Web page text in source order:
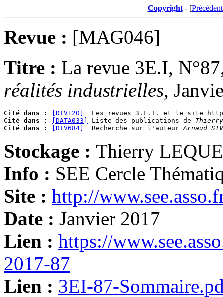
Copyright- [
Revue : [MAG046]
Titre : La revue 3E.I,
réalités industrielles,
Cité dans :
[DIV120]
Cité dans :
[DATA033] Liste des publications de Thierry
Cité dans :
[DIV684]
  Recherche sur l'auteur
Arnaud
Stockage : Thierry
Info : SEE Cercle
Site : http://
Date : Janvier 2017
Lien : https://
2017-87
Lien : 3EI-87-